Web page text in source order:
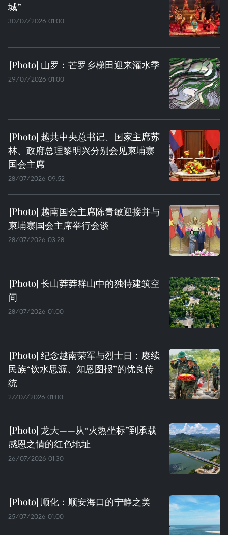
城”
30/07/2026 01:00
山罗：芒罗乡梯田迎来灌水季
29/07/2026 01:00
越共中央总书记、国家主席苏
林、政府总理黎明兴分别会见柬埔寨
国会主席
28/07/2026 09:52
越南国会主席陈青敏迎接并与
柬埔寨国会主席举行会谈
28/07/2026 03:28
长山莽莽群山中的独特建筑空
间
28/07/2026 01:00
纪念越南荣军与烈士日：赓续
民族“饮水思源、知恩图报”的优良传
统
27/07/2026 01:00
龙大——从“火热坐标”到承载
感恩之情的红色地址
26/07/2026 01:30
顺化：顺安海口的宁静之美
25/07/2026 01:00